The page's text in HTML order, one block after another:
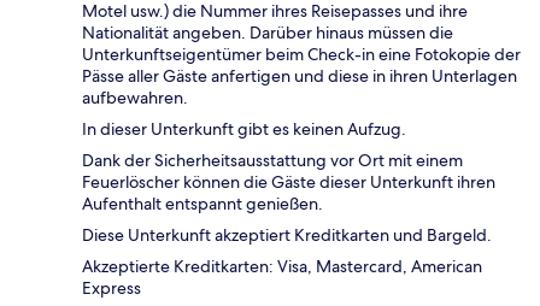
Motel usw.) die Nummer ihres Reisepasses und ihre
Nationalität angeben. Darüber hinaus müssen die
Unterkunftseigentümer beim Check-in eine Fotokopie der
Pässe aller Gäste anfertigen und diese in ihren Unterlagen
aufbewahren.
In dieser Unterkunft gibt es keinen Aufzug.
Dank der Sicherheitsausstattung vor Ort mit einem
Feuerlöscher können die Gäste dieser Unterkunft ihren
Aufenthalt entspannt genießen.
Diese Unterkunft akzeptiert Kreditkarten und Bargeld.
Akzeptierte Kreditkarten: Visa, Mastercard, American
Express